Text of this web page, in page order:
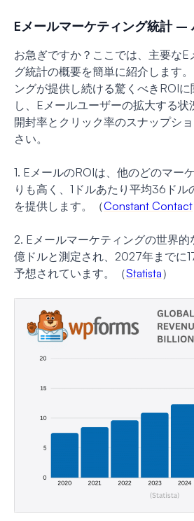
Eメールマーケティング統計 –
お急ぎですか？ここでは、主要なE
グ統計の概要を簡単に紹介します
ングが提供し続ける驚くべきROI
し、Eメールユーザーの拡大する
開封率とクリック率のスナップシ
さい。
1. EメールのROIは、他のどのマー
りも高く、1ドルあたり平均36ドル
を提供します。（Constant Contact
2. Eメールマーケティングの世界
億ドルと測定され、2027年までに
予想されています。（Statista）